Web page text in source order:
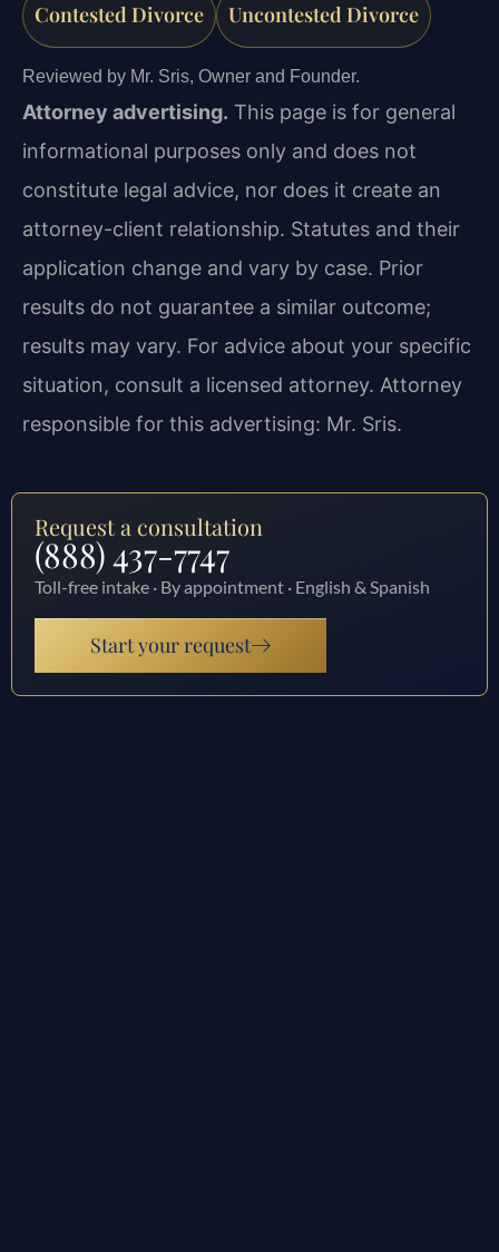
Contested Divorce Uncontested Divorce
Reviewed by Mr. Sris, Owner and Founder.
Attorney advertising. This page is for general
informational purposes only and does not
constitute legal advice, nor does it create an
attorney-client relationship. Statutes and their
application change and vary by case. Prior
results do not guarantee a similar outcome;
results may vary. For advice about your specific
situation, consult a licensed attorney. Attorney
responsible for this advertising: Mr. Sris.
Request a consultation
(888) 437-7747
Toll-free intake · By appointment · English & Spanish
Start your request